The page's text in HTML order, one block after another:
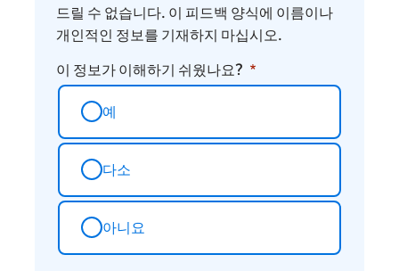
드릴 수 없습니다. 이 피드백 양식에 이름이나
개인적인 정보를 기재하지 마십시오.
이 정보가 이해하기 쉬웠나요?
예
다소
아니요